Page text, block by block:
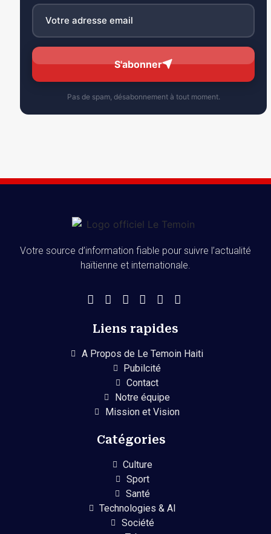
S'abonner
Pas de spam, désabonnement à tout moment.
Votre source d’information fiable pour suivre l’actualité
haïtienne et internationale.
Liens rapides
A Propos de Le Temoin Haiti
Pubilcité
Contact
Notre équipe
Mission et Vision
Catégories
Culture
Sport
Santé
Technologies & AI
Société